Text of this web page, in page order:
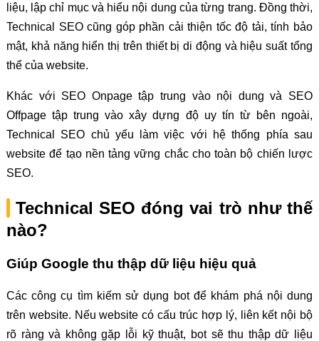
liệu, lập chỉ mục và hiểu nội dung của từng trang. Đồng thời,
Technical SEO cũng góp phần cải thiện tốc độ tải, tính bảo
mật, khả năng hiển thị trên thiết bị di động và hiệu suất tổng
thể của website.
Khác với SEO Onpage tập trung vào nội dung và SEO
Offpage tập trung vào xây dựng độ uy tín từ bên ngoài,
Technical SEO chủ yếu làm việc với hệ thống phía sau
website để tạo nền tảng vững chắc cho toàn bộ chiến lược
SEO.
Technical SEO đóng vai trò như thế
nào?
Giúp Google thu thập dữ liệu hiệu quả
Các công cụ tìm kiếm sử dụng bot để khám phá nội dung
trên website. Nếu website có cấu trúc hợp lý, liên kết nội bộ
rõ ràng và không gặp lỗi kỹ thuật, bot sẽ thu thập dữ liệu